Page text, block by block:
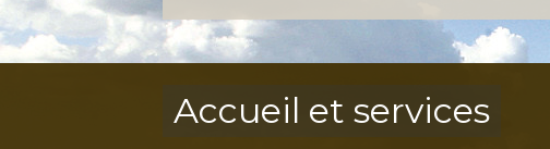
Accueil et services